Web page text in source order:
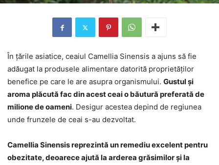
În țările asiatice, ceaiul Camellia Sinensis a ajuns să fie
adăugat la produsele alimentare datorită proprietăților
benefice pe care le are asupra organismului. Gustul și
aroma plăcută fac din acest ceai o băutură preferată de
milione de oameni. Desigur acestea depind de regiunea
unde frunzele de ceai s-au dezvoltat.
Camellia Sinensis reprezintă un remediu excelent pentru
obezitate, deoarece ajută la arderea grăsimilor și la